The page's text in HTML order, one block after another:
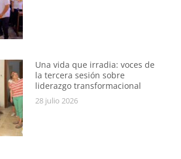
Una vida que irradia: voces de
la tercera sesión sobre
liderazgo transformacional
28 julio 2026